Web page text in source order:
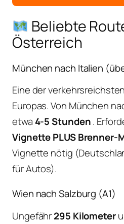
Beliebte
Österreich
München nach Italien
Eine der
Europas. Von München
etwa 4-5 Stunden.
Vignette PLUS Brenner-
Vignette nötig
für Autos).
Wien nach Salzburg (A1)
Ungefähr295 Kilometer